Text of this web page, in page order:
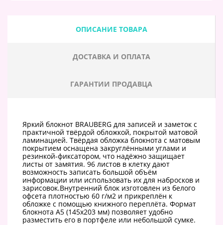
ОПИСАНИЕ ТОВАРА
ДОСТАВКА И ОПЛАТА
ГАРАНТИИ ПРОДАВЦА
Яркий блокнот BRAUBERG для записей и заметок с
практичной твёрдой обложкой, покрытой матовой
ламинацией. Твёрдая обложка блокнота с матовым
покрытием оснащена закруглёнными углами и
резинкой-фиксатором, что надёжно защищает
листы от замятия. 96 листов в клетку дают
возможность записать большой объём
информации или использовать их для набросков и
зарисовок.Внутренний блок изготовлен из белого
офсета плотностью 60 г/м2 и прикреплён к
обложке с помощью книжного переплёта. Формат
блокнота А5 (145х203 мм) позволяет удобно
разместить его в портфеле или небольшой сумке.